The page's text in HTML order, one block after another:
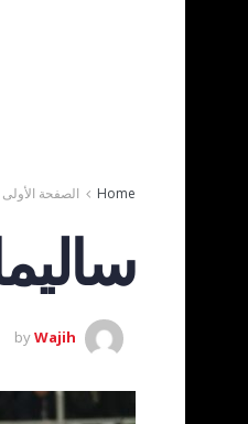
Home الصفحة الأولى
byWajih